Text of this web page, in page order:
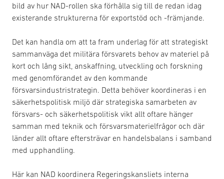
bild av hur NAD-rollen ska förhålla sig till de redan idag
existerande strukturerna för exportstöd och -främjande.
Det kan handla om att ta fram underlag för att strategiskt
sammanväga det militära försvarets behov av materiel på
kort och lång sikt, anskaffning, utveckling och forskning
med genomförandet av den kommande
försvarsindustristrategin. Detta behöver koordineras i en
säkerhetspolitisk miljö där strategiska samarbeten av
försvars- och säkerhetspolitisk vikt allt oftare hänger
samman med teknik och försvarsmaterielfrågor och där
länder allt oftare eftersträvar en handelsbalans i samband
med upphandling.
Här kan NAD koordinera Regeringskansliets interna